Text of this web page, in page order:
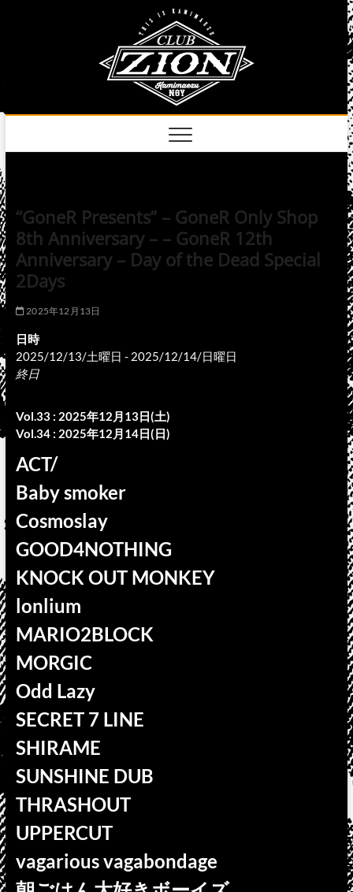
“GoneR Presents” – GoneR Only Shop
8th Anniversary – – GoneR 12th
Anniversary – Day of the Dead Special
2Days
2025年12月13日
日時
2025/12/13/土曜日 - 2025/12/14/日曜日
終日
Vol.33 : 2025年12月13日(土)
Vol.34 : 2025年12月14日(日)
ACT/
Baby smoker
Cosmoslay
GOOD4NOTHING
KNOCK OUT MONKEY
lonlium
MARIO2BLOCK
MORGIC
Odd Lazy
SECRET 7 LINE
SHIRAME
SUNSHINE DUB
THRASHOUT
UPPERCUT
vagarious vagabondage